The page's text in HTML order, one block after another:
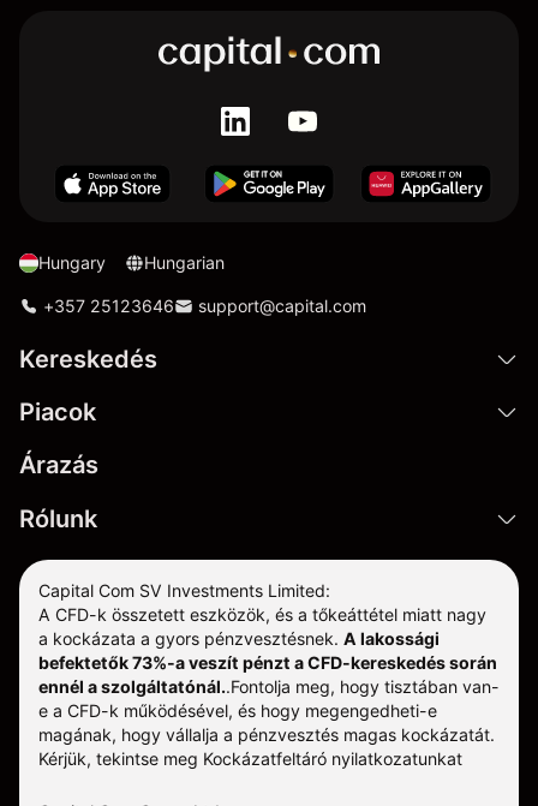
Hungary Hungarian
+357 25123646 support@capital.com
Kereskedés
Piacok
Árazás
Rólunk
Capital Com SV Investments Limited:
A CFD-k összetett eszközök, és a tőkeáttétel miatt nagy
a kockázata a gyors pénzvesztésnek. A lakossági
befektetők 73%-a veszít pénzt a CFD-kereskedés során
ennél a szolgáltatónál..Fontolja meg, hogy tisztában van-
e a CFD-k működésével, és hogy megengedheti-e
magának, hogy vállalja a pénzvesztés magas kockázatát.
Kérjük, tekintse meg Kockázatfeltáró nyilatkozatunkat